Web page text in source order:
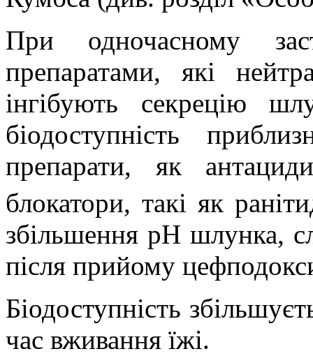
При одночасному
препаратами, які
інгібують секрецію
біодоступність
препарати, як
блокатори, такі як
збільшення рН шлунка,
після прийому
Біодоступність
час вживання їжі.